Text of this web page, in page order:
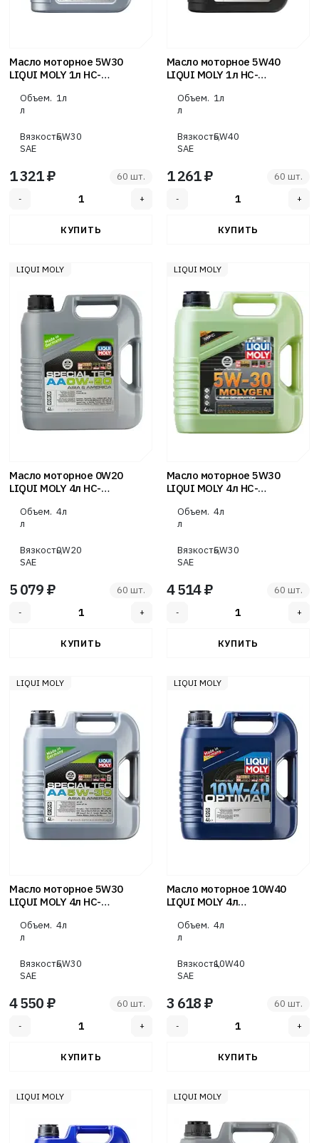
Масло моторное 5W30
LIQUI MOLY 1л НС-
Объем.
л
1л
Вязкость,
SAE
5W30
1 321 ₽ 60 шт.
Масло моторное 5W40
LIQUI MOLY 1л НС-
Объем.
л
1л
Вязкость,
SAE
5W40
1 261 ₽ 60 шт.
LIQUI MOLY
Масло моторное 0W20
LIQUI MOLY 4л НС-
GF-6A
Объем.
л
4л
Вязкость,
SAE
0W20
5 079 ₽ 60 шт.
LIQUI MOLY
Масло моторное 5W30
LIQUI MOLY 4л НС-
Generation
Объем.
л
4л
Вязкость,
SAE
5W30
4 514 ₽ 60 шт.
LIQUI MOLY
Масло моторное 5W30
LIQUI MOLY 4л НС-
Объем.
л
4л
Вязкость,
SAE
5W30
4 550 ₽ 60 шт.
LIQUI MOLY
Масло моторное 10W40
LIQUI MOLY 4л
Объем.
л
4л
Вязкость,
SAE
10W40
3 618 ₽ 60 шт.
LIQUI MOLY LIQUI MOLY